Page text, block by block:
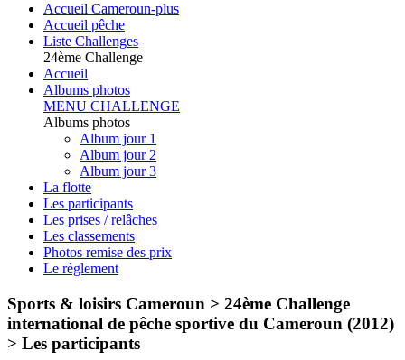
Accueil Cameroun-plus
Accueil pêche
Liste Challenges
24ème Challenge
Accueil
Albums photos
MENU CHALLENGE
Albums photos
Album jour 1
Album jour 2
Album jour 3
La flotte
Les participants
Les prises / relâches
Les classements
Photos remise des prix
Le règlement
Sports & loisirs Cameroun > 24ème Challenge
international de pêche sportive du Cameroun (2012)
> Les participants